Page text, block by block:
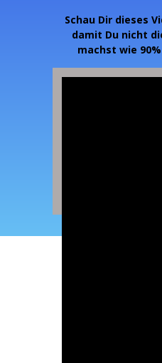
Schau Dir dieses
damit Du nicht
machst wie